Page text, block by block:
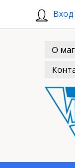
Вход
О